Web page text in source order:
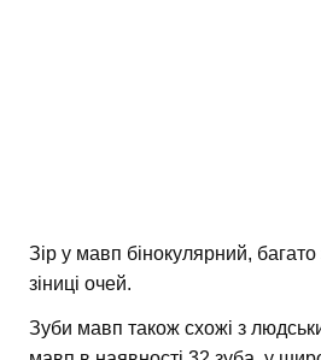
Зір у мавп бінокулярний,
зіниці очей.
Зуби мавп також схожі з